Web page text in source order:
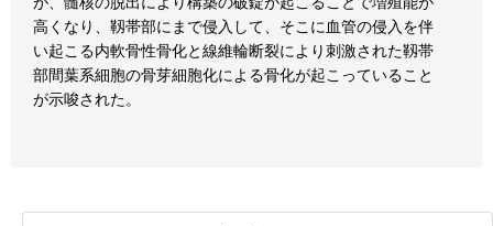
高くなり、靱帯部にまで侵入して、そこに血管の侵入を伴
い起こる内軟骨性骨化と線維輪断裂により刺激された靱帯
部間葉系細胞の骨芽細胞化による骨化が起こっていること
が示唆された。